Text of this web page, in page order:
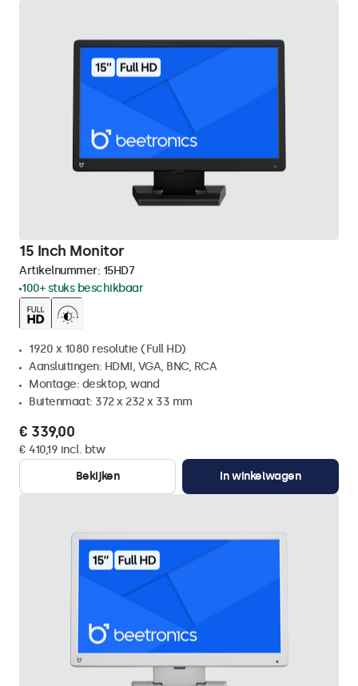
15 Inch Monitor
Artikelnummer: 15HD7
100+ stuks beschikbaar
1920 x 1080 resolutie (Full HD)
Aansluitingen: HDMI, VGA, BNC, RCA
Montage: desktop, wand
Buitenmaat: 372 x 232 x 33 mm
€ 339,00
€ 410,19 incl. btw
Bekijken
In winkelwagen